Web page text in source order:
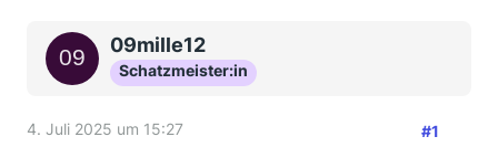
09mille12
Schatzmeister:in
4. Juli 2025 um 15:27 #1